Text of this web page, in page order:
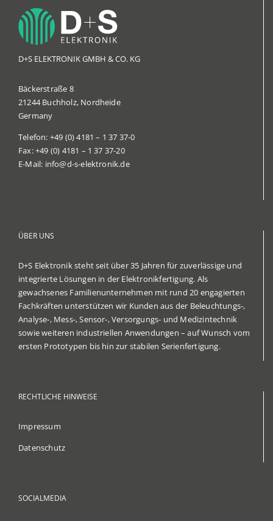
D+S ELEKTRONIK GMBH & CO. KG
Bäckerstraße 8
21244 Buchholz, Nordheide
Germany
Telefon: +49 (0) 4181 – 1 37 37-0
Fax:+49 (0) 4181 – 1 37 37-20
E-Mail: info@d-s-elektronik.de
ÜBER UNS
D+S Elektronik steht seit über 35 Jahren für zuverlässige und
integrierte Lösungen in der Elektronikfertigung. Als
gewachsenes Familienunternehmen mit rund 20 engagierten
Fachkräften unterstützen wir Kunden aus der Beleuchtungs‑,
Analyse‑, Mess‑, Sensor‑, Versorgungs‑ und Medizintechnik
sowie weiteren industriellen Anwendungen – auf Wunsch vom
ersten Prototypen bis hin zur stabilen Serienfertigung.
RECHTLICHE HINWEISE
Impressum
Datenschutz
SOCIALMEDIA